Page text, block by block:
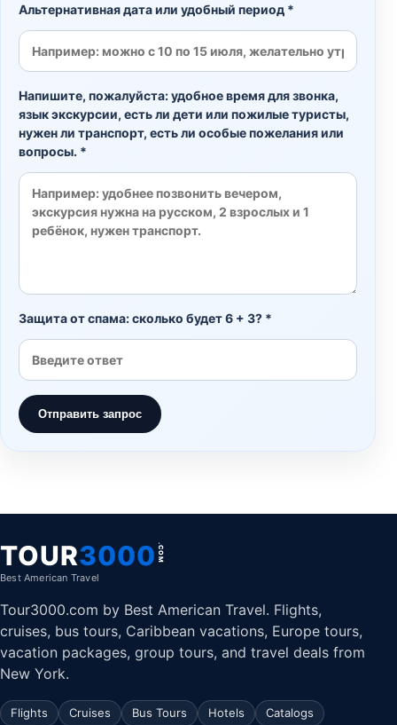
Альтернативная дата или удобный период *
Напишите, пожалуйста: удобное время для звонка,
язык экскурсии, есть ли дети или пожилые туристы,
нужен ли транспорт, есть ли особые пожелания или
вопросы. *
Защита от спама: сколько будет 6 + 3? *
Отправить запрос
TOUR3000 .COM
Best American Travel
Tour3000.com by Best American Travel. Flights,
cruises, bus tours, Caribbean vacations, Europe tours,
vacation packages, group tours, and travel deals from
New York.
Flights Cruises Bus Tours Hotels
Catalogs